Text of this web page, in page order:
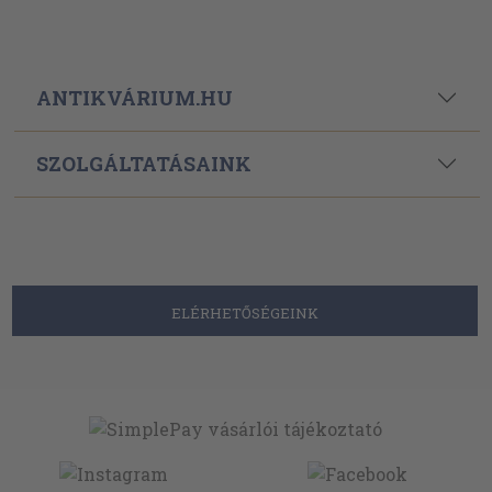
ANTIKVÁRIUM.HU
SZOLGÁLTATÁSAINK
ELÉRHETŐSÉGEINK